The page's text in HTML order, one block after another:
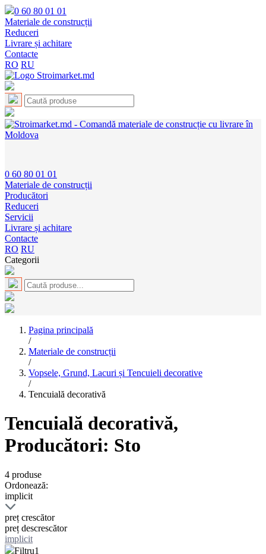
0 60 80 01 01
Materiale de construcții
Reduceri
Livrare și achitare
Contacte
RO RU
0 60 80 01 01
Materiale de construcții
Producători
Reduceri
Servicii
Livrare și achitare
Contacte
RO RU
Categorii
Pagina principală
/
Materiale de construcții
/
Vopsele, Grund, Lacuri și Tencuieli decorative
/
Tencuială decorativă
Tencuială decorativă,
Producători: Sto
4 produse
Ordonează:
implicit
preț crescător
preț descrescător
implicit
Filtru1